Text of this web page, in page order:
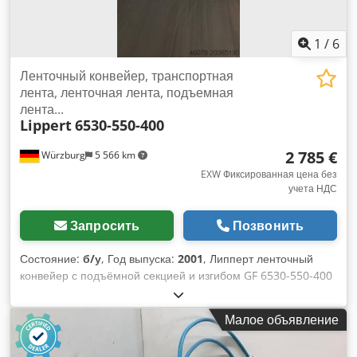
1 / 6
Würzburg 5 566 km
Ленточный конвейер, транспортная
лента, ленточная лента, подъемная
лента...
Lippert6530-550-400
2 785 €
EXW Фиксированная цена без
учета НДС
Запросить Позвонить
Состояние: б/у, Год выпуска: 2001, Липперт ленточный
конвейер с подъёмной секцией и изгибом GF 6530-550-400
RA1634 Технические характеристики: Длина конвейера
(NL): 6530 мм (подъёмная секция 2000 мм + изгиб 4530 мм)
Ширина рамы (NB): 550 мм Ширина ленты (GuB): 400 мм
Высота рамы (BH): 105 мм Credpfx Ahsxqt Rheref Опорные
Малое объявление